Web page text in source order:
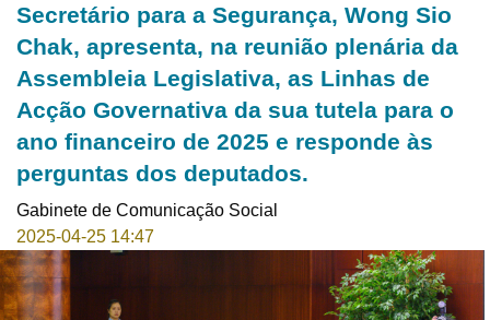
Secretário para a Segurança, Wong Sio
Chak, apresenta, na reunião plenária da
Assembleia Legislativa, as Linhas de
Acção Governativa da sua tutela para o
ano financeiro de 2025 e responde às
perguntas dos deputados.
Gabinete de Comunicação Social
2025-04-25 14:47